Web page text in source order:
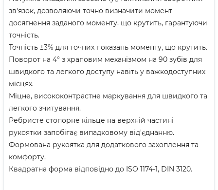
зв'язок, дозволяючи точно визначити момент
досягнення заданого моменту, що крутить, гарантуючи
точність.
Точність ±3% для точних показань моменту, що крутить.
Поворот на 4° з храповим механізмом на 90 зубів для
швидкого та легкого доступу навіть у важкодоступних
місцях.
Міцне, висококонтрастне маркування для швидкого та
легкого зчитування.
Ребристе стопорне кільце на верхній частині
рукоятки запобігає випадковому від'єднанню.
Формована рукоятка для додаткового захоплення та
комфорту.
Квадратна форма відповідно до ISO 1174-1, DIN 3120.